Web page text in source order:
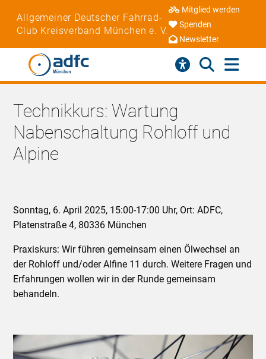
Allgemeiner Deutscher Fahrrad-
Club Kreisverband München e. V.
Mitglied werden
Spenden
Newsletter
Technikkurs: Wartung
Nabenschaltung Rohloff und
Alpine
Sonntag, 6. April 2025, 15:00-17:00 Uhr, Ort: ADFC,
Platenstraße 4, 80336 München
Praxiskurs: Wir führen gemeinsam einen Ölwechsel an
der Rohloff und/oder Alfine 11 durch. Weitere Fragen und
Erfahrungen wollen wir in der Runde gemeinsam
behandeln.